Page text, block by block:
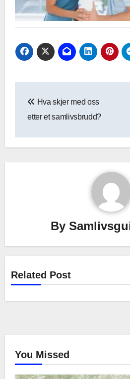
Hva skjer med oss
etter et samlivsbrudd?
By
Related Post
You Missed